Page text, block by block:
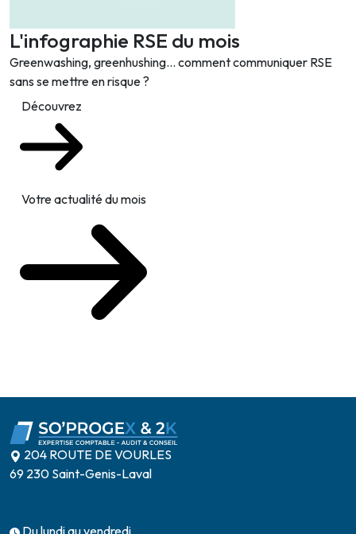
L'infographie RSE du mois
Greenwashing, greenhushing… comment communiquer RSE
sans se mettre en risque ?
Découvrez
Votre actualité du mois
204 ROUTE DE VOURLES
69 230 Saint-Genis-Laval
Du lundi au vendredi